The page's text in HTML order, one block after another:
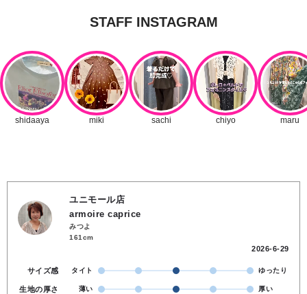
ユニモール店
armoire caprice
みつよ
161cm
2026-6-29
サイズ感 タイト ゆったり
生地の厚さ 薄い 厚い